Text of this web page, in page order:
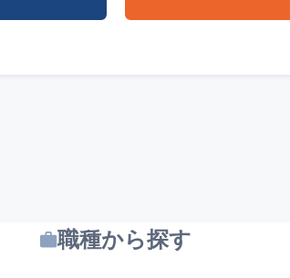
職種から探す